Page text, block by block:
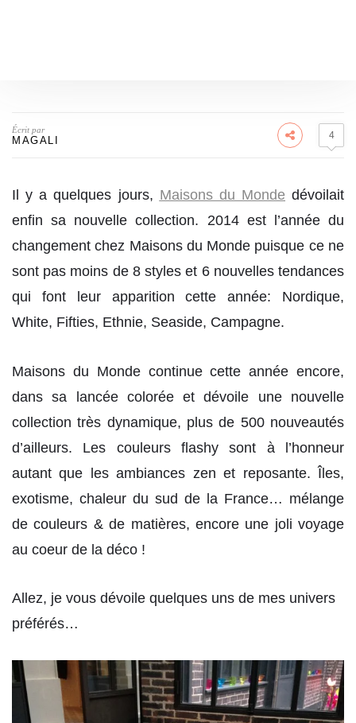
Écrit par
MAGALI 4
Il y a quelques jours, Maisons du Monde dévoilait
enfin sa nouvelle collection. 2014 est l’année du
changement chez Maisons du Monde puisque ce ne
sont pas moins de 8 styles et 6 nouvelles tendances
qui font leur apparition cette année: Nordique,
White, Fifties, Ethnie, Seaside, Campagne.
Maisons du Monde continue cette année encore,
dans sa lancée colorée et dévoile une nouvelle
collection très dynamique, plus de 500 nouveautés
d’ailleurs. Les couleurs flashy sont à l’honneur
autant que les ambiances zen et reposante. Îles,
exotisme, chaleur du sud de la France… mélange
de couleurs & de matières, encore une joli voyage
au coeur de la déco !
Allez, je vous dévoile quelques uns de mes univers
préférés…